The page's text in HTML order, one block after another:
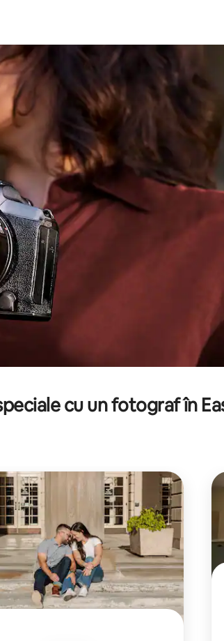
în jos sau prin gesturi de atingere ori glisare.
cu un fotograf în